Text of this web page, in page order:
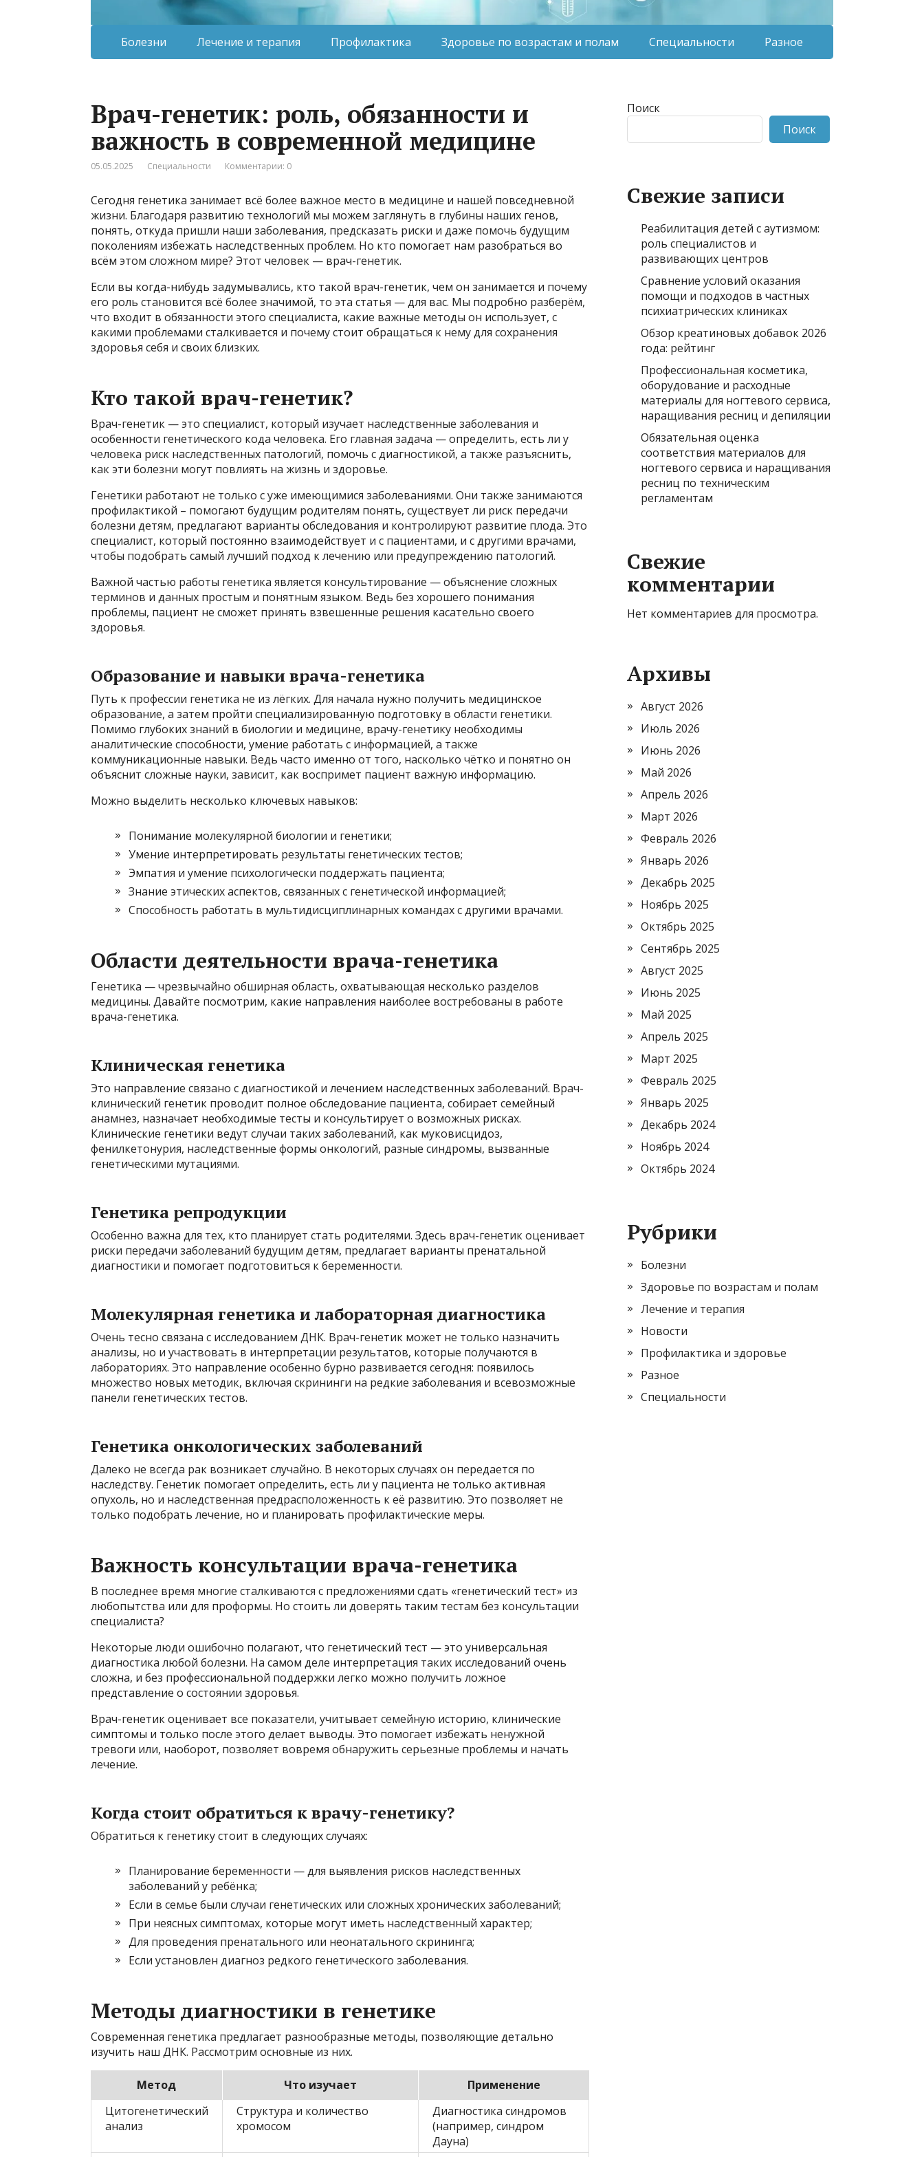
Болезни Лечение и терапия Профилактика Здоровье по возрастам и полам Специальности Разное
Врач-генетик: роль, обязанности и
важность в современной медицине
05.05.2025 Специальности Комментарии: 0
Сегодня генетика занимает всё более важное место в медицине и нашей повседневной
жизни. Благодаря развитию технологий мы можем заглянуть в глубины наших генов,
понять, откуда пришли наши заболевания, предсказать риски и даже помочь будущим
поколениям избежать наследственных проблем. Но кто помогает нам разобраться во
всём этом сложном мире? Этот человек — врач-генетик.
Если вы когда-нибудь задумывались, кто такой врач-генетик, чем он занимается и почему
его роль становится всё более значимой, то эта статья — для вас. Мы подробно разберём,
что входит в обязанности этого специалиста, какие важные методы он использует, с
какими проблемами сталкивается и почему стоит обращаться к нему для сохранения
здоровья себя и своих близких.
Кто такой врач-генетик?
Врач-генетик — это специалист, который изучает наследственные заболевания и
особенности генетического кода человека. Его главная задача — определить, есть ли у
человека риск наследственных патологий, помочь с диагностикой, а также разъяснить,
как эти болезни могут повлиять на жизнь и здоровье.
Генетики работают не только с уже имеющимися заболеваниями. Они также занимаются
профилактикой – помогают будущим родителям понять, существует ли риск передачи
болезни детям, предлагают варианты обследования и контролируют развитие плода. Это
специалист, который постоянно взаимодействует и с пациентами, и с другими врачами,
чтобы подобрать самый лучший подход к лечению или предупреждению патологий.
Важной частью работы генетика является консультирование — объяснение сложных
терминов и данных простым и понятным языком. Ведь без хорошего понимания
проблемы, пациент не сможет принять взвешенные решения касательно своего
здоровья.
Образование и навыки врача-генетика
Путь к профессии генетика не из лёгких. Для начала нужно получить медицинское
образование, а затем пройти специализированную подготовку в области генетики.
Помимо глубоких знаний в биологии и медицине, врачу-генетику необходимы
аналитические способности, умение работать с информацией, а также
коммуникационные навыки. Ведь часто именно от того, насколько чётко и понятно он
объяснит сложные науки, зависит, как воспримет пациент важную информацию.
Можно выделить несколько ключевых навыков:
Понимание молекулярной биологии и генетики;
Умение интерпретировать результаты генетических тестов;
Эмпатия и умение психологически поддержать пациента;
Знание этических аспектов, связанных с генетической информацией;
Способность работать в мультидисциплинарных командах с другими врачами.
Области деятельности врача-генетика
Генетика — чрезвычайно обширная область, охватывающая несколько разделов
медицины. Давайте посмотрим, какие направления наиболее востребованы в работе
врача-генетика.
Клиническая генетика
Это направление связано с диагностикой и лечением наследственных заболеваний. Врач-
клинический генетик проводит полное обследование пациента, собирает семейный
анамнез, назначает необходимые тесты и консультирует о возможных рисках.
Клинические генетики ведут случаи таких заболеваний, как муковисцидоз,
фенилкетонурия, наследственные формы онкологий, разные синдромы, вызванные
генетическими мутациями.
Генетика репродукции
Особенно важна для тех, кто планирует стать родителями. Здесь врач-генетик оценивает
риски передачи заболеваний будущим детям, предлагает варианты пренатальной
диагностики и помогает подготовиться к беременности.
Молекулярная генетика и лабораторная диагностика
Очень тесно связана с исследованием ДНК. Врач-генетик может не только назначить
анализы, но и участвовать в интерпретации результатов, которые получаются в
лабораториях. Это направление особенно бурно развивается сегодня: появилось
множество новых методик, включая скрининги на редкие заболевания и всевозможные
панели генетических тестов.
Генетика онкологических заболеваний
Далеко не всегда рак возникает случайно. В некоторых случаях он передается по
наследству. Генетик помогает определить, есть ли у пациента не только активная
опухоль, но и наследственная предрасположенность к её развитию. Это позволяет не
только подобрать лечение, но и планировать профилактические меры.
Важность консультации врача-генетика
В последнее время многие сталкиваются с предложениями сдать «генетический тест» из
любопытства или для проформы. Но стоить ли доверять таким тестам без консультации
специалиста?
Некоторые люди ошибочно полагают, что генетический тест — это универсальная
диагностика любой болезни. На самом деле интерпретация таких исследований очень
сложна, и без профессиональной поддержки легко можно получить ложное
представление о состоянии здоровья.
Врач-генетик оценивает все показатели, учитывает семейную историю, клинические
симптомы и только после этого делает выводы. Это помогает избежать ненужной
тревоги или, наоборот, позволяет вовремя обнаружить серьезные проблемы и начать
лечение.
Когда стоит обратиться к врачу-генетику?
Обратиться к генетику стоит в следующих случаях:
Планирование беременности — для выявления рисков наследственных
заболеваний у ребёнка;
Если в семье были случаи генетических или сложных хронических заболеваний;
При неясных симптомах, которые могут иметь наследственный характер;
Для проведения пренатального или неонатального скрининга;
Если установлен диагноз редкого генетического заболевания.
Методы диагностики в генетике
Современная генетика предлагает разнообразные методы, позволяющие детально
изучить наш ДНК. Рассмотрим основные из них.
Метод Что изучает
Применение
Цитогенетический
анализ
Структура и количество
хромосом
Диагностика синдромов
(например, синдром
Дауна)
Поиск
Поиск
Свежие записи
Реабилитация детей с аутизмом:
роль специалистов и
развивающих центров
Сравнение условий оказания
помощи и подходов в частных
психиатрических клиниках
Обзор креатиновых добавок 2026
года: рейтинг
Профессиональная косметика,
оборудование и расходные
материалы для ногтевого сервиса,
наращивания ресниц и депиляции
Обязательная оценка
соответствия материалов для
ногтевого сервиса и наращивания
ресниц по техническим
регламентам
Свежие
комментарии
Нет комментариев для просмотра.
Архивы
Август 2026
Июль 2026
Июнь 2026
Май 2026
Апрель 2026
Март 2026
Февраль 2026
Январь 2026
Декабрь 2025
Ноябрь 2025
Октябрь 2025
Сентябрь 2025
Август 2025
Июнь 2025
Май 2025
Апрель 2025
Март 2025
Февраль 2025
Январь 2025
Декабрь 2024
Ноябрь 2024
Октябрь 2024
Рубрики
Болезни
Здоровье по возрастам и полам
Лечение и терапия
Новости
Профилактика и здоровье
Разное
Специальности